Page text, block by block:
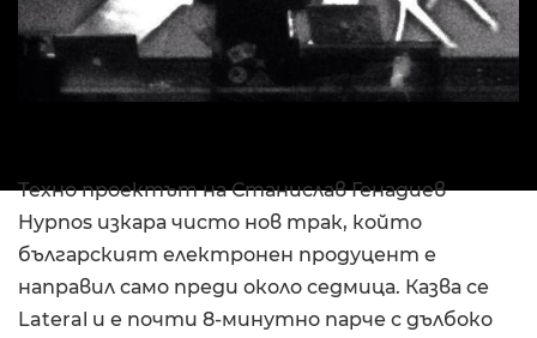
Техно проектът на Станислав Генадиев
Hypnos изкара чисто нов трак, който
българският електронен продуцент е
направил само преди около седмица. Казва се
Lateral и е почти 8-минутно парче с дълбоко